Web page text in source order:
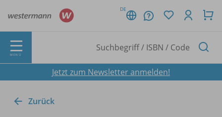
DE
MENÜ
Jetzt zum Newsletter anmelden!
Zurück